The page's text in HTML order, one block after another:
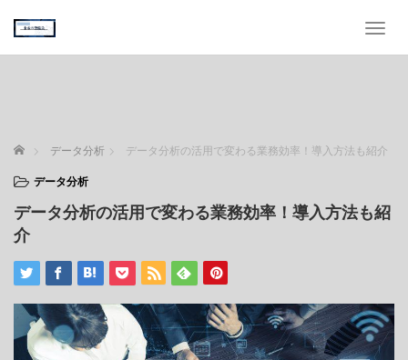
T
a
g
n
ホーム データ分析 データ分析の活用で変わる業務効率！導入方法も紹介
データ分析
データ分析の活用で変わる業務効率！導入方法も紹
介